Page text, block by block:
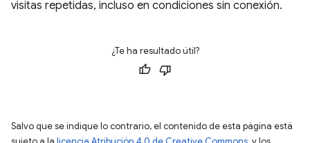
visitas repetidas, incluso en condiciones sin conexión.
¿Te ha resultado útil?
Salvo que se indique lo contrario, el contenido de esta página está